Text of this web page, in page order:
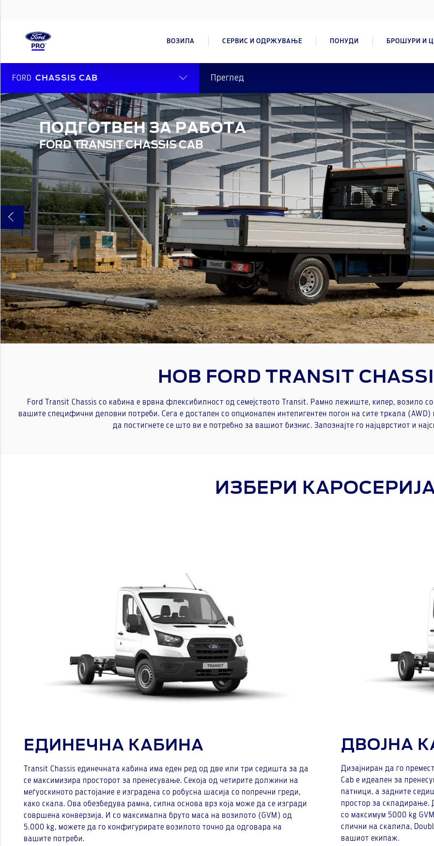
ВОЗИЛА СЕРВИС И ОДРЖУВАЊЕ ПОНУДИ БРОШУРИ И
FORD CHASSIS CAB Преглед
ПОДГОТВЕН ЗА РАБОТА
FORD TRANSIT CHASSIS CAB
НОВ FORD TRANSIT
Ford Transit Chassis со кабина е врвна флексибилност од семејството Transit. Рамно лежиште, кипер, возило
вашите специфични деловни потреби. Сега е достапен со опционален интелигентен погон на сите тркала (AWD)
да постигнете се што ви е потребно за вашиот бизнис. Запознајте го најцврстиот и
ИЗБЕРИ
ЕДИНЕЧНА КАБИНА
Transit Chassis единечната кабина има еден ред од две или три седишта за да
се максимизира просторот за пренесување. Секоја од четирите должини на
меѓуоскиното растојание е изградена со робусна шасија со попречни греди,
како скала. Ова обезбедува рамна, силна основа врз која може да се изгради
совршена конверзија. И со максимална бруто маса на возилото (GVM) од
5.000 kg, можете да го конфигурирате возилото точно да одговара на
вашите потреби.
ДВОЈНА
Дизајниран да го
Cab е идеален за
патници, а задните
простор за складирање.
со максимум 5000 kg
слични на скалила,
вашиот екипаж.